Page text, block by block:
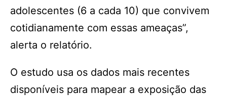
adolescentes (6 a cada 10) que convivem
cotidianamente com essas ameaças”,
alerta o relatório.
O estudo usa os dados mais recentes
disponíveis para mapear a exposição das